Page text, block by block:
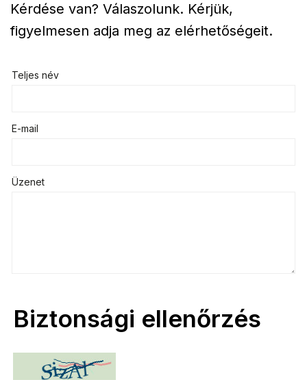
Kérdése van? Válaszolunk. Kérjük,
figyelmesen adja meg az elérhetőségeit.
Teljes név
E-mail
Üzenet
Biztonsági ellenőrzés